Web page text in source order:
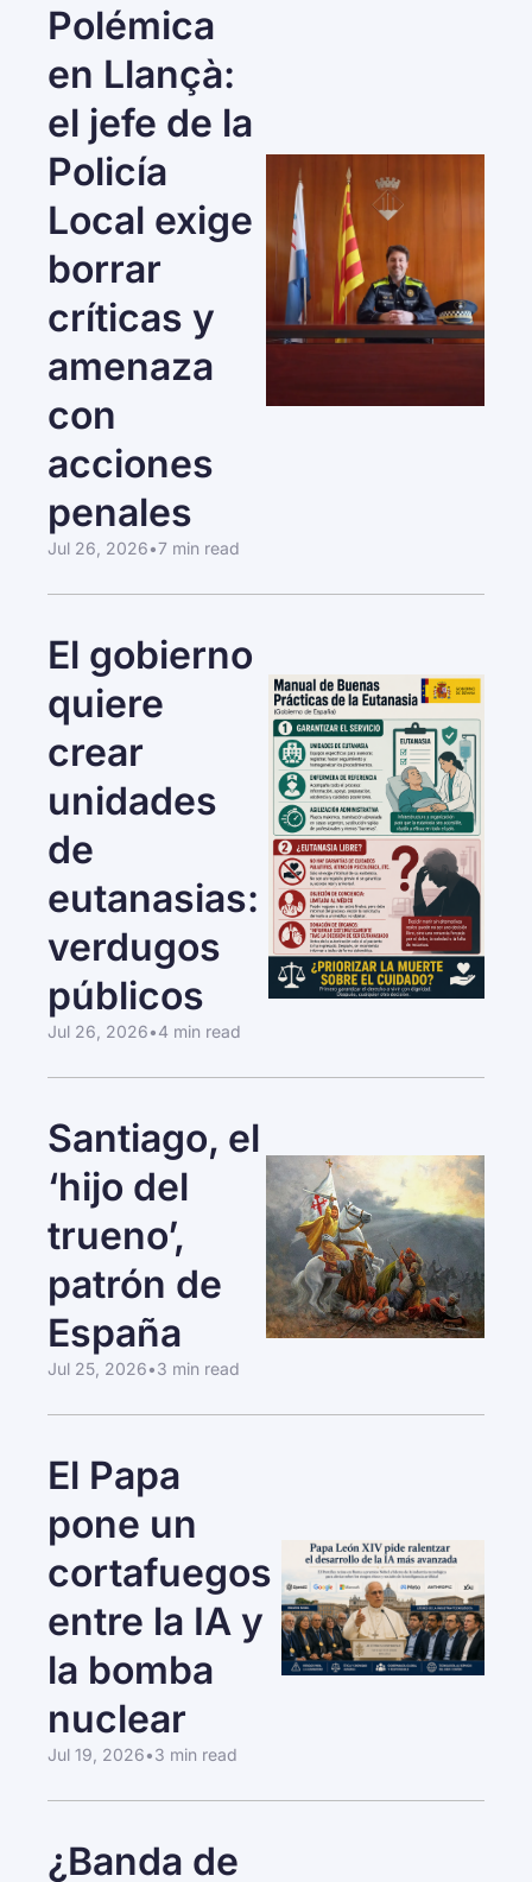
Polémica
en Llançà:
el jefe de la
Policía
Local exige
borrar
críticas y
amenaza
con
acciones
penales
Jul 26, 2026•7 min read
El gobierno
quiere
crear
unidades
de
eutanasias:
verdugos
públicos
Jul 26, 2026•4 min read
Santiago, el
‘hijo del
trueno’,
patrón de
España
Jul 25, 2026•3 min read
El Papa
pone un
cortafuegos
entre la IA y
la bomba
nuclear
Jul 19, 2026•3 min read
¿Banda de